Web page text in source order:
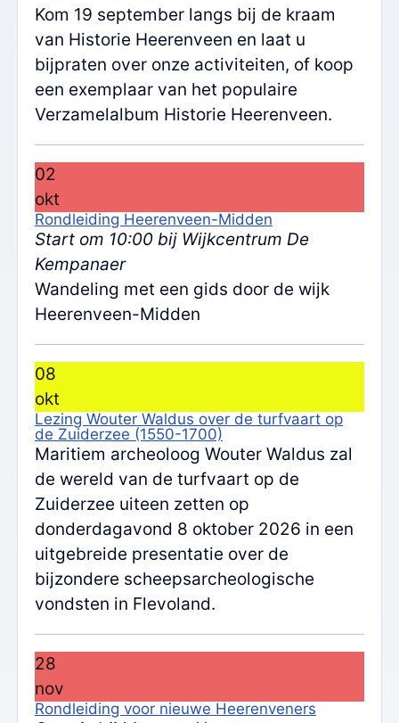
Kom 19 september langs bij de kraam
van Historie Heerenveen en laat u
bijpraten over onze activiteiten, of koop
een exemplaar van het populaire
Verzamelalbum Historie Heerenveen.
02
okt
Rondleiding Heerenveen-Midden
Start om 10:00 bij Wijkcentrum De
Kempanaer
Wandeling met een gids door de wijk
Heerenveen-Midden
08
okt
Lezing Wouter Waldus over de turfvaart op
de Zuiderzee (1550-1700)
Maritiem archeoloog Wouter Waldus zal
de wereld van de turfvaart op de
Zuiderzee uiteen zetten op
donderdagavond 8 oktober 2026 in een
uitgebreide presentatie over de
bijzondere scheepsarcheologische
vondsten in Flevoland.
28
nov
Rondleiding voor nieuwe Heerenveners